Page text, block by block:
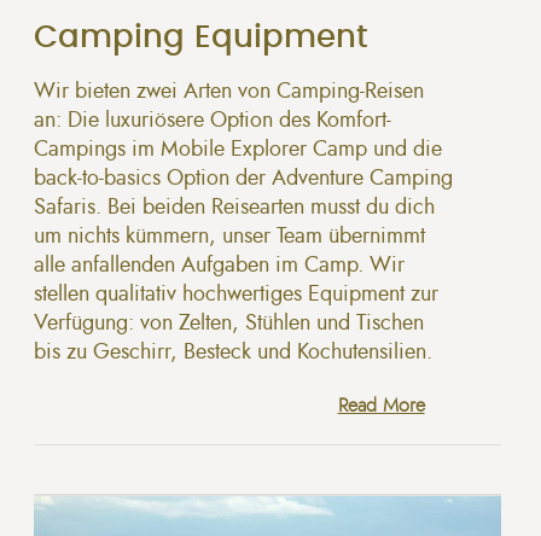
Camping Equipment
Wir bieten zwei Arten von Camping-Reisen
an: Die luxuriösere Option des Komfort-
Campings im Mobile Explorer Camp und die
back-to-basics Option der Adventure Camping
Safaris. Bei beiden Reisearten musst du dich
um nichts kümmern, unser Team übernimmt
alle anfallenden Aufgaben im Camp. Wir
stellen qualitativ hochwertiges Equipment zur
Verfügung: von Zelten, Stühlen und Tischen
bis zu Geschirr, Besteck und Kochutensilien.